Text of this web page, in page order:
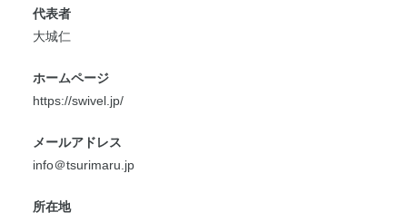
代表者
大城仁
ホームページ
https://swivel.jp/
メールアドレス
info＠tsurimaru.jp
所在地